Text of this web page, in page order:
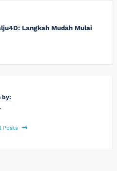
Langkah Mudah Mulai
by:
Posts